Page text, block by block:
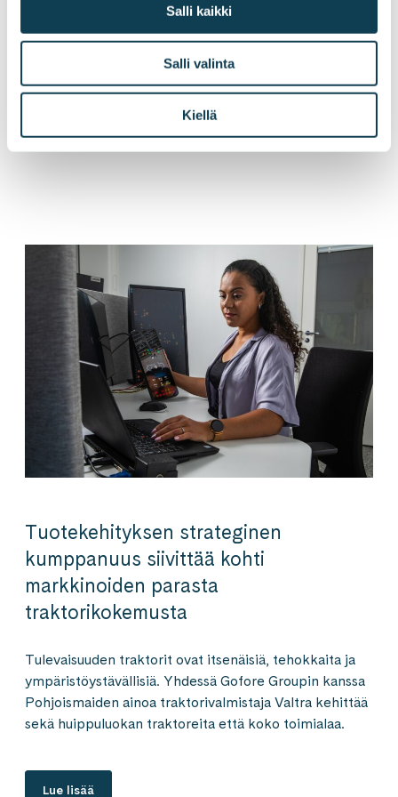
Salli kaikki
Salli valinta
Kiellä
Tuotekehityksen strateginen
kumppanuus siivittää kohti
markkinoiden parasta
traktorikokemusta
Tulevaisuuden traktorit ovat itsenäisiä, tehokkaita ja
ympäristöystävällisiä. Yhdessä Gofore Groupin kanssa
Pohjoismaiden ainoa traktorivalmistaja Valtra kehittää
sekä huippuluokan traktoreita että koko toimialaa.
Lue lisää